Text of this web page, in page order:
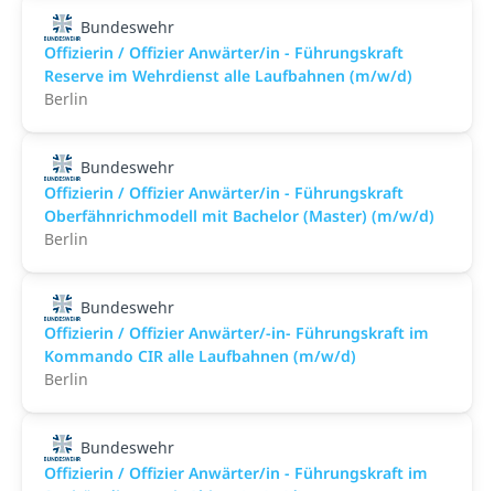
Bundeswehr
Offizierin / Offizier Anwärter/in - Führungskraft
Reserve im Wehrdienst alle Laufbahnen (m/w/d)
Berlin
Bundeswehr
Offizierin / Offizier Anwärter/in - Führungskraft
Oberfähnrichmodell mit Bachelor (Master) (m/w/d)
Berlin
Bundeswehr
Offizierin / Offizier Anwärter/-in- Führungskraft im
Kommando CIR alle Laufbahnen (m/w/d)
Berlin
Bundeswehr
Offizierin / Offizier Anwärter/in - Führungskraft im